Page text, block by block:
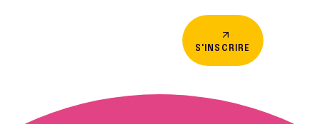
S'INSCRIRE